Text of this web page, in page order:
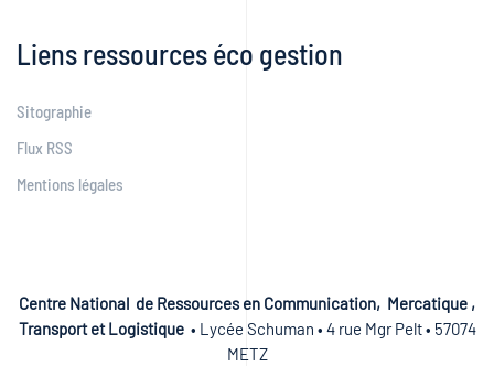
Liens ressources éco gestion
Sitographie
Flux RSS
Mentions légales
Centre National de Ressources en Communication, Mercatique ,
Transport et Logistique • Lycée Schuman • 4 rue Mgr Pelt • 57074
METZ